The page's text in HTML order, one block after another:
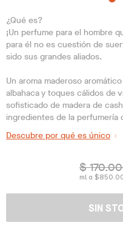
¿Qué es?
¡Un perfume para el hombre
para él no es cuestión de
sido sus grandes aliados.
Un aroma maderoso
albahaca y toques cálidos de
sofisticado de madera de
ingredientes de la perfumería
Descubre por qué es único
$
ml a
SIN